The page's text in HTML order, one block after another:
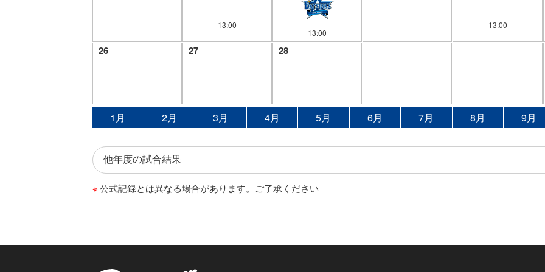
13:00
13:00
13:00
26 27 28
1月 2月 3月 4月 5月 6月 7月 8月 9月
公式記録とは異なる場合があります。ご了承ください